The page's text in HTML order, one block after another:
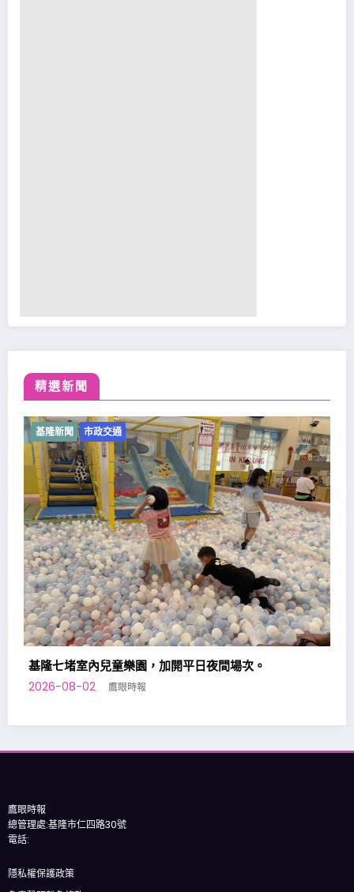
精選新聞
基隆新聞 市政交通
基隆原住民向市府提出「原住民族勞工台灣職安卡
助」政策訴求
2026-08-01 鷹眼時報
電話:
免責聲明豁免條款
版權所有鷹眼時報